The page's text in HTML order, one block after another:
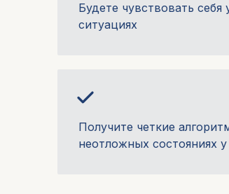
Будете чувствовать
ситуациях
Получите четкие
неотложных состояниях